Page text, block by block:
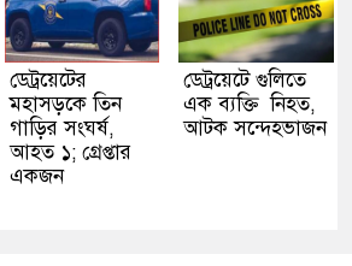
ডেট্রয়েটের
মহাসড়কে তিন
গাড়ির সংঘর্ষ,
আহত ১; গ্রেপ্তার
একজন
ডেট্রয়েটে গুলিতে
এক ব্যক্তি নিহত,
আটক সন্দেহভাজন